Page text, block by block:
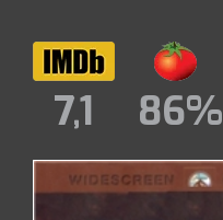
7,1 86%